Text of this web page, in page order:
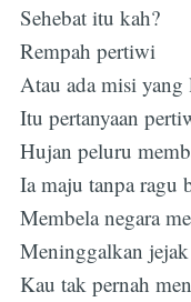
Sehebat itu kah?
Rempah pertiwi
Atau ada misi yang
Itu pertanyaan
Hujan peluru
Ia maju tanpa ragu
Membela negara
Meninggalkan
Kau tak pernah